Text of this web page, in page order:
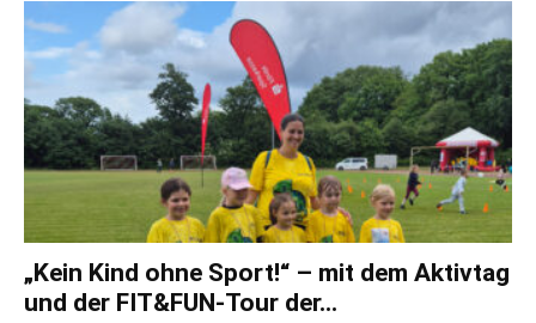
„Kein Kind ohne Sport!“ – mit dem Aktivtag
und der FIT&FUN-Tour der...